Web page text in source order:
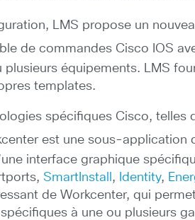
LMS propose un
de commandes Cisco IOS
équipements. LMS
templates.
spécifiques Cisco, telles
est une sous-
interface graphique
SmartInstall , Identity,
de Workcenter, qui
à une ou plusieurs